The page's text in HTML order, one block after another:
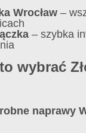
Wrocław –
– szybka
wybrać
naprawy